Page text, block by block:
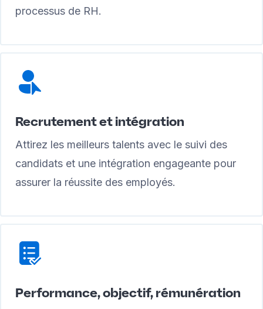
processus de RH.
Recrutement et intégration
Attirez les meilleurs talents avec le suivi des
candidats et une intégration engageante pour
assurer la réussite des employés.
Performance, objectif, rémunération